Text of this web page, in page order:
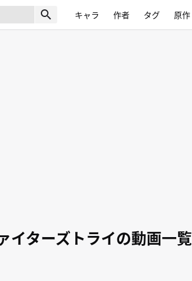
search キャラ 作者 タグ 原作
イターズトライの動画一覧